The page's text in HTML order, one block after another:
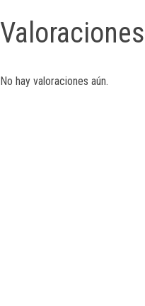
Valoraciones
No hay valoraciones aún.